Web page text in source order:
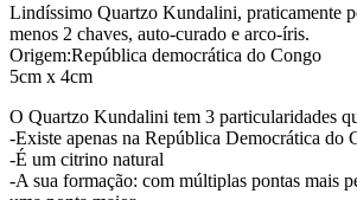
Lindíssimo Quartzo Kundalini, praticamente
menos 2 chaves, auto-curado e arco-íris.
Origem:República democrática do Congo
5cm x 4cm
O Quartzo Kundalini tem 3 particularidades
-Existe apenas na República Democrática do
-É um citrino natural
-A sua formação: com múltiplas pontas mais